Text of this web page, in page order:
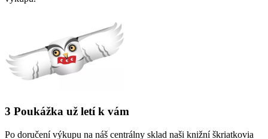
3 Poukážka už letí k vám
Po doručení výkupu na náš centrálny sklad naši knižní škriatkovia